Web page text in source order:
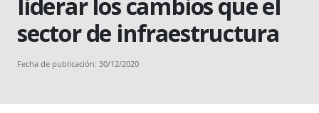
liderar los cambios que el
sector de infraestructura
Fecha de publicación: 30/12/2020